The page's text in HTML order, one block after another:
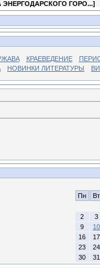
ГОРО...]
КРАЕВЕДЕНИЕ
НОВИНКИ ЛИТЕРАТУРЫ
Пн Вт
2
3
9
10
16
17
23
24
30
31